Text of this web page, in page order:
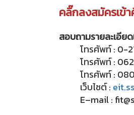
คลิ๊กลงสมัครเข้
สอบถามรายละเอีย
โทรศัพท์ : 0-
โทรศัพท์ :
โทรศัพท์ :
เว็บไซต์ :
E–mail :